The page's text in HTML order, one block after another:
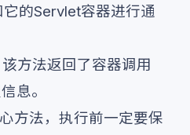
的Servlet容器进行通
法返回了容器调用
息。
法，执行前一定要保